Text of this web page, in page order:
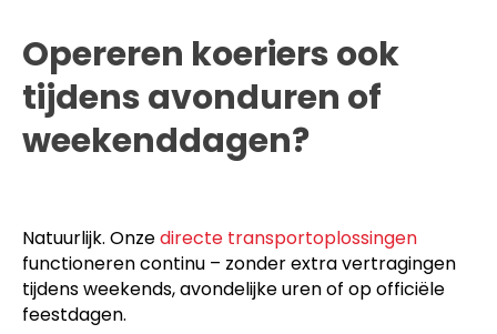
Opereren koeriers ook
tijdens avonduren of
weekenddagen?
Natuurlijk. Onzedirecte transportoplossingen
functioneren continu – zonder extra vertragingen
tijdens weekends, avondelijke uren of op officiële
feestdagen.